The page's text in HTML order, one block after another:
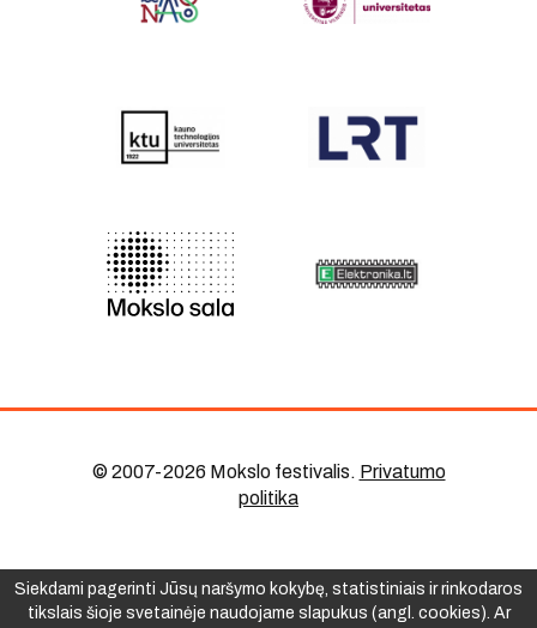
© 2007-2026 Mokslo festivalis. Privatumo
politika
Siekdami pagerinti Jūsų naršymo kokybę, statistiniais ir rinkodaros
tikslais šioje svetainėje naudojame slapukus (angl. cookies). Ar